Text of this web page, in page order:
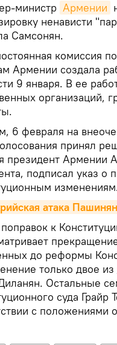
министр Армении
ненависти
Самсонян.
комиссия
Армении создала
9 января. В ее
организаций,
6 февраля на
принял
президент Армении
подписал указ о
атака
к
до реформы
только двое
Остальные
суда
с положениями